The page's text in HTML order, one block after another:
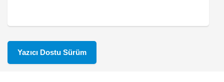
Yazıcı Dostu Sürüm